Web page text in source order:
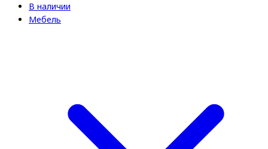
В наличии
Мебель